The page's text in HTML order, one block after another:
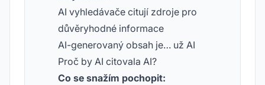
AI vyhledávače citují zdroje pro
důvěryhodné informace
AI-generovaný obsah je… už AI
Proč by AI citovala AI?
Co se snažím pochopit: